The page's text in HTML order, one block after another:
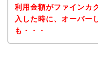
利用金額がファインカ
入した時に、オーバー
も・・・